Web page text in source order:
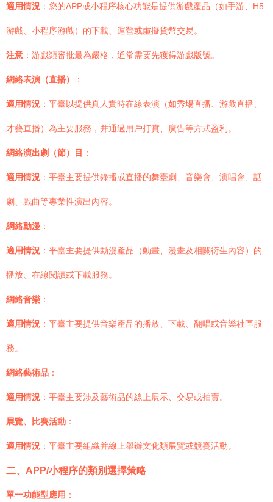
適用情況 ：您的APP或小程序核心功能是提供游戲產品（如手游、H5
游戲、小程序游戲）的下載、運營或虛擬貨幣交易。
注意 ：游戲類審批最為嚴格，通常需要先獲得游戲版號。
網絡表演（直播） ：
適用情況 ：平臺以提供真人實時在線表演（如秀場直播、游戲直播、
才藝直播）為主要服務，并通過用戶打賞、廣告等方式盈利。
網絡演出劇（節）目 ：
適用情況 ：平臺主要提供錄播或直播的舞臺劇、音樂會、演唱會、話
劇、戲曲等專業性演出內容。
網絡動漫 ：
適用情況 ：平臺主要提供動漫產品（動畫、漫畫及相關衍生內容）的
播放、在線閱讀或下載服務。
網絡音樂 ：
適用情況 ：平臺主要提供音樂產品的播放、下載、翻唱或音樂社區服
務。
網絡藝術品 ：
適用情況 ：平臺主要涉及藝術品的線上展示、交易或拍賣。
展覽、比賽活動 ：
適用情況 ：平臺主要組織并線上舉辦文化類展覽或競賽活動。
二、APP/小程序的類別選擇策略
單一功能型應用 ：